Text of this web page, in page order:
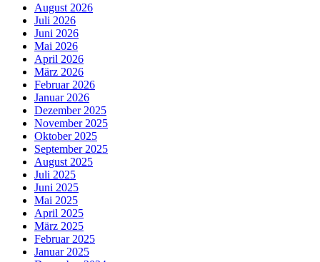
August 2026
Juli 2026
Juni 2026
Mai 2026
April 2026
März 2026
Februar 2026
Januar 2026
Dezember 2025
November 2025
Oktober 2025
September 2025
August 2025
Juli 2025
Juni 2025
Mai 2025
April 2025
März 2025
Februar 2025
Januar 2025